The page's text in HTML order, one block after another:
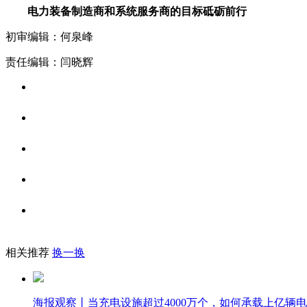
电力装备制造商和系统服务商的目标砥砺前行
初审编辑：何泉峰
责任编辑：闫晓辉
相关推荐 换一换
海报观察丨当充电设施超过4000万个，如何承载上亿辆